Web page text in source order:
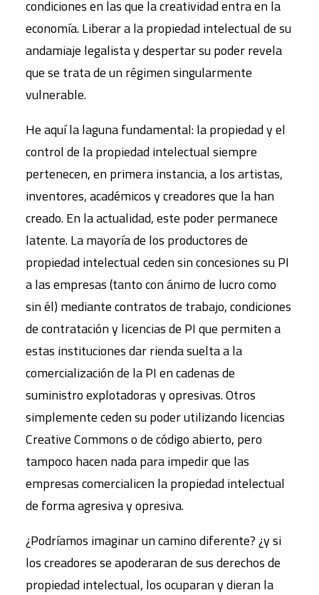
condiciones en las que la creatividad entra en la
economía. Liberar a la propiedad intelectual de su
andamiaje legalista y despertar su poder revela
que se trata de un régimen singularmente
vulnerable.
He aquí la laguna fundamental: la propiedad y el
control de la propiedad intelectual siempre
pertenecen, en primera instancia, a los artistas,
inventores, académicos y creadores que la han
creado. En la actualidad, este poder permanece
latente. La mayoría de los productores de
propiedad intelectual ceden sin concesiones su PI
a las empresas (tanto con ánimo de lucro como
sin él) mediante contratos de trabajo, condiciones
de contratación y licencias de PI que permiten a
estas instituciones dar rienda suelta a la
comercialización de la PI en cadenas de
suministro explotadoras y opresivas. Otros
simplemente ceden su poder utilizando licencias
Creative Commons o de código abierto, pero
tampoco hacen nada para impedir que las
empresas comercialicen la propiedad intelectual
de forma agresiva y opresiva.
¿Podríamos imaginar un camino diferente? ¿y si
los creadores se apoderaran de sus derechos de
propiedad intelectual, los ocuparan y dieran la